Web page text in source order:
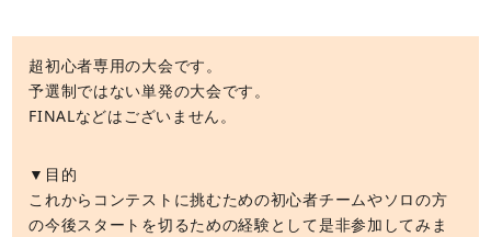
超初心者専用の大会です。
予選制ではない単発の大会です。
FINALなどはございません。
▼目的
これからコンテストに挑むための初心者チームやソロの方
の今後スタートを切るための経験として是非参加してみま